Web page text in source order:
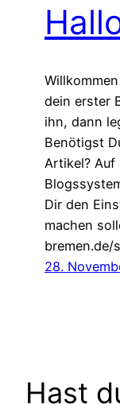
dein erster
ihn, dann
Benötigst
Artikel?
Dir den
machen
bremen.de/
28.
Hast